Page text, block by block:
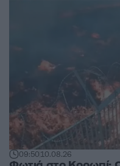
09:5010.08.26